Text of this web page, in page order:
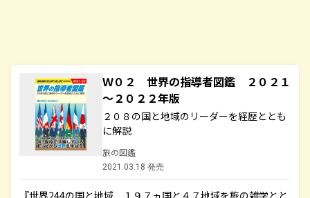
Ｗ０２ 世界の指導者図鑑 ２０２１
～２０２２年版
２０８の国と地域のリーダーを経歴ととも
に解説
旅の図鑑
2021.03.18 発売
『世界244の国と地域 １９７ヵ国と４７地域を旅の雑学とと